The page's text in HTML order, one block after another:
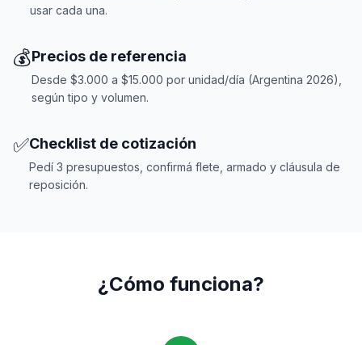
usar cada una.
💰Precios de referencia
Desde $3.000 a $15.000 por unidad/día (Argentina 2026),
según tipo y volumen.
✅Checklist de cotización
Pedí 3 presupuestos, confirmá flete, armado y cláusula de
reposición.
¿Cómo funciona?